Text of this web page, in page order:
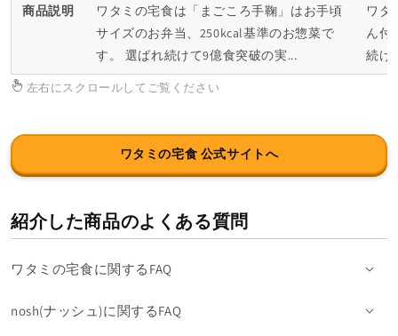
商品説明
ワタミの宅食は「まごころ手鞠」はお手頃
サイズのお弁当、250kcal基準のお惣菜で
す。 選ばれ続けて9億食突破の実...
ワタ
ん付
続け
左右にスクロールしてご覧ください
ワタミの宅食 公式サイトへ
紹介した商品のよくある質問
ワタミの宅食に関するFAQ
nosh(ナッシュ)に関するFAQ